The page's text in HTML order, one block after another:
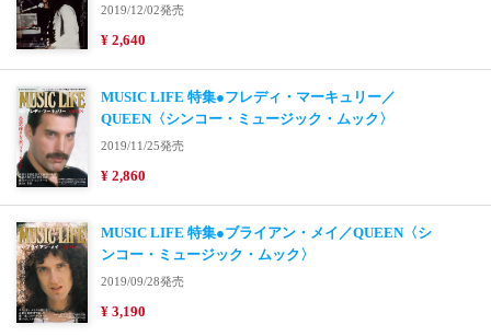
2019/12/02発売
¥ 2,640
MUSIC LIFE 特集●フレディ・マーキュリー／
QUEEN〈シンコー・ミュージック・ムック〉
2019/11/25発売
¥ 2,860
MUSIC LIFE 特集●ブライアン・メイ／QUEEN〈シ
ンコー・ミュージック・ムック〉
2019/09/28発売
¥ 3,190